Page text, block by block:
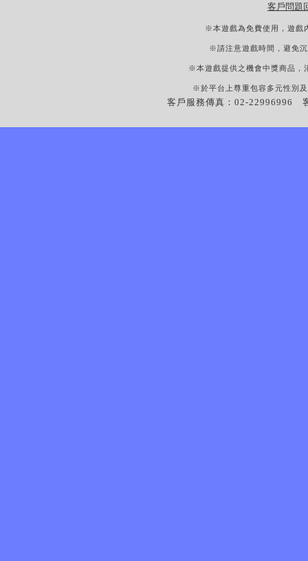
客戶問題
※本遊戲為免費使用，遊戲
※請注意遊戲時間，避免
※本遊戲提供之機會中獎商品，
※於平台上尊重包容多元性別
客戶服務傳真：02-22996996